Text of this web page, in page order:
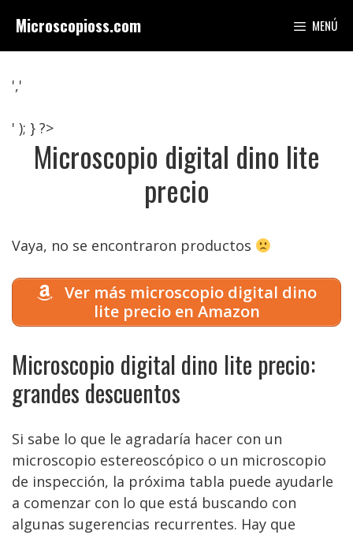
contenido
Microscopioss.com MENÚ
','
' ); } ?>
Microscopio digital dino lite
precio
Vaya, no se encontraron productos
Ver más microscopio digital dino
lite precio en Amazon
Microscopio digital dino lite precio:
grandes descuentos
Si sabe lo que le agradaría hacer con un
microscopio estereoscópico o un microscopio
de inspección, la próxima tabla puede ayudarle
a comenzar con lo que está buscando con
algunas sugerencias recurrentes. Hay que